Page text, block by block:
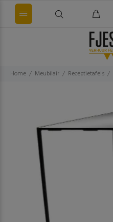
Home Meubilair Receptietafels